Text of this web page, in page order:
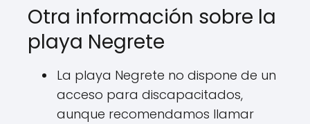
Otra información sobre la
playa Negrete
La playa Negrete no dispone de un
acceso para discapacitados,
aunque recomendamos llamar